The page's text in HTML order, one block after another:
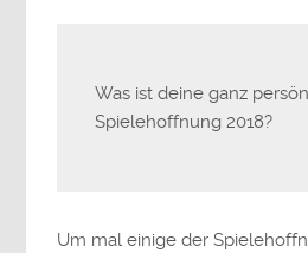
Was ist deine ganz
Spielehoffnung 2018?
Um mal einige der